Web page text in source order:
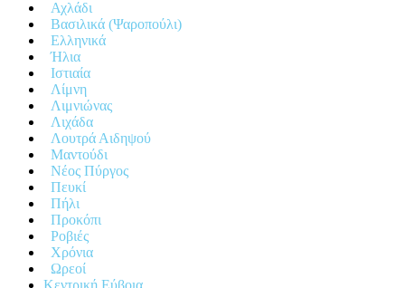
Αχλάδι
Βασιλικά (Ψαροπούλι)
Ελληνικά
Ήλια
Ιστιαία
Λίμνη
Λιμνιώνας
Λιχάδα
Λουτρά Αιδηψού
Μαντούδι
Νέος Πύργος
Πευκί
Πήλι
Προκόπι
Ροβιές
Χρόνια
Ωρεοί
Κεντρική Εύβοια